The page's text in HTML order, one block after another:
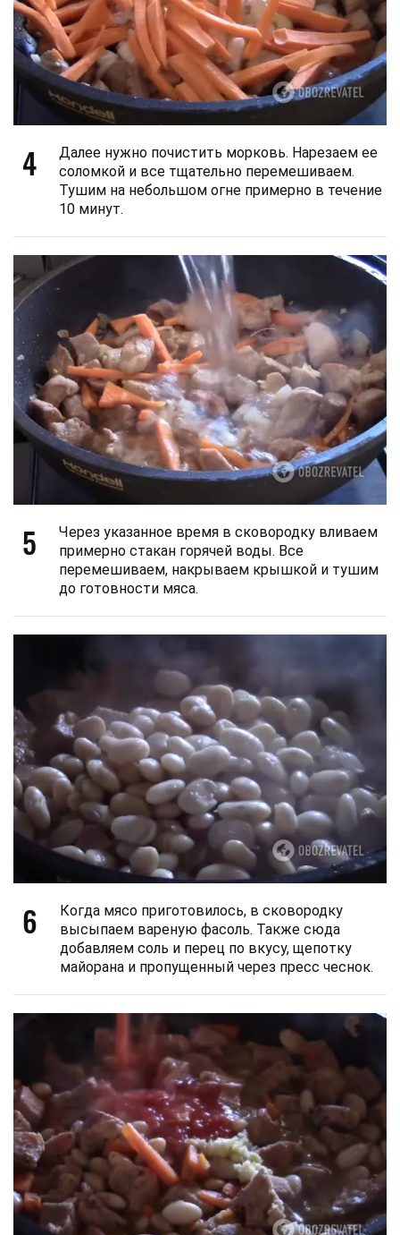
4
Далее нужно почистить морковь. Нарезаем ее
соломкой и все тщательно перемешиваем.
Тушим на небольшом огне примерно в течение
10 минут.
5
Через указанное время в сковородку вливаем
примерно стакан горячей воды. Все
перемешиваем, накрываем крышкой и тушим
до готовности мяса.
6
Когда мясо приготовилось, в сковородку
высыпаем вареную фасоль. Также сюда
добавляем соль и перец по вкусу, щепотку
майорана и пропущенный через пресс чеснок.